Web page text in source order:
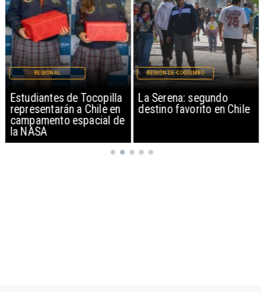
Estudiantes de Tocopilla
representarán a Chile en
campamento espacial de
la NASA
REGIONAL
La Serena: segundo
destino favorito en Chile
REGIÓN DE COQUIMBO